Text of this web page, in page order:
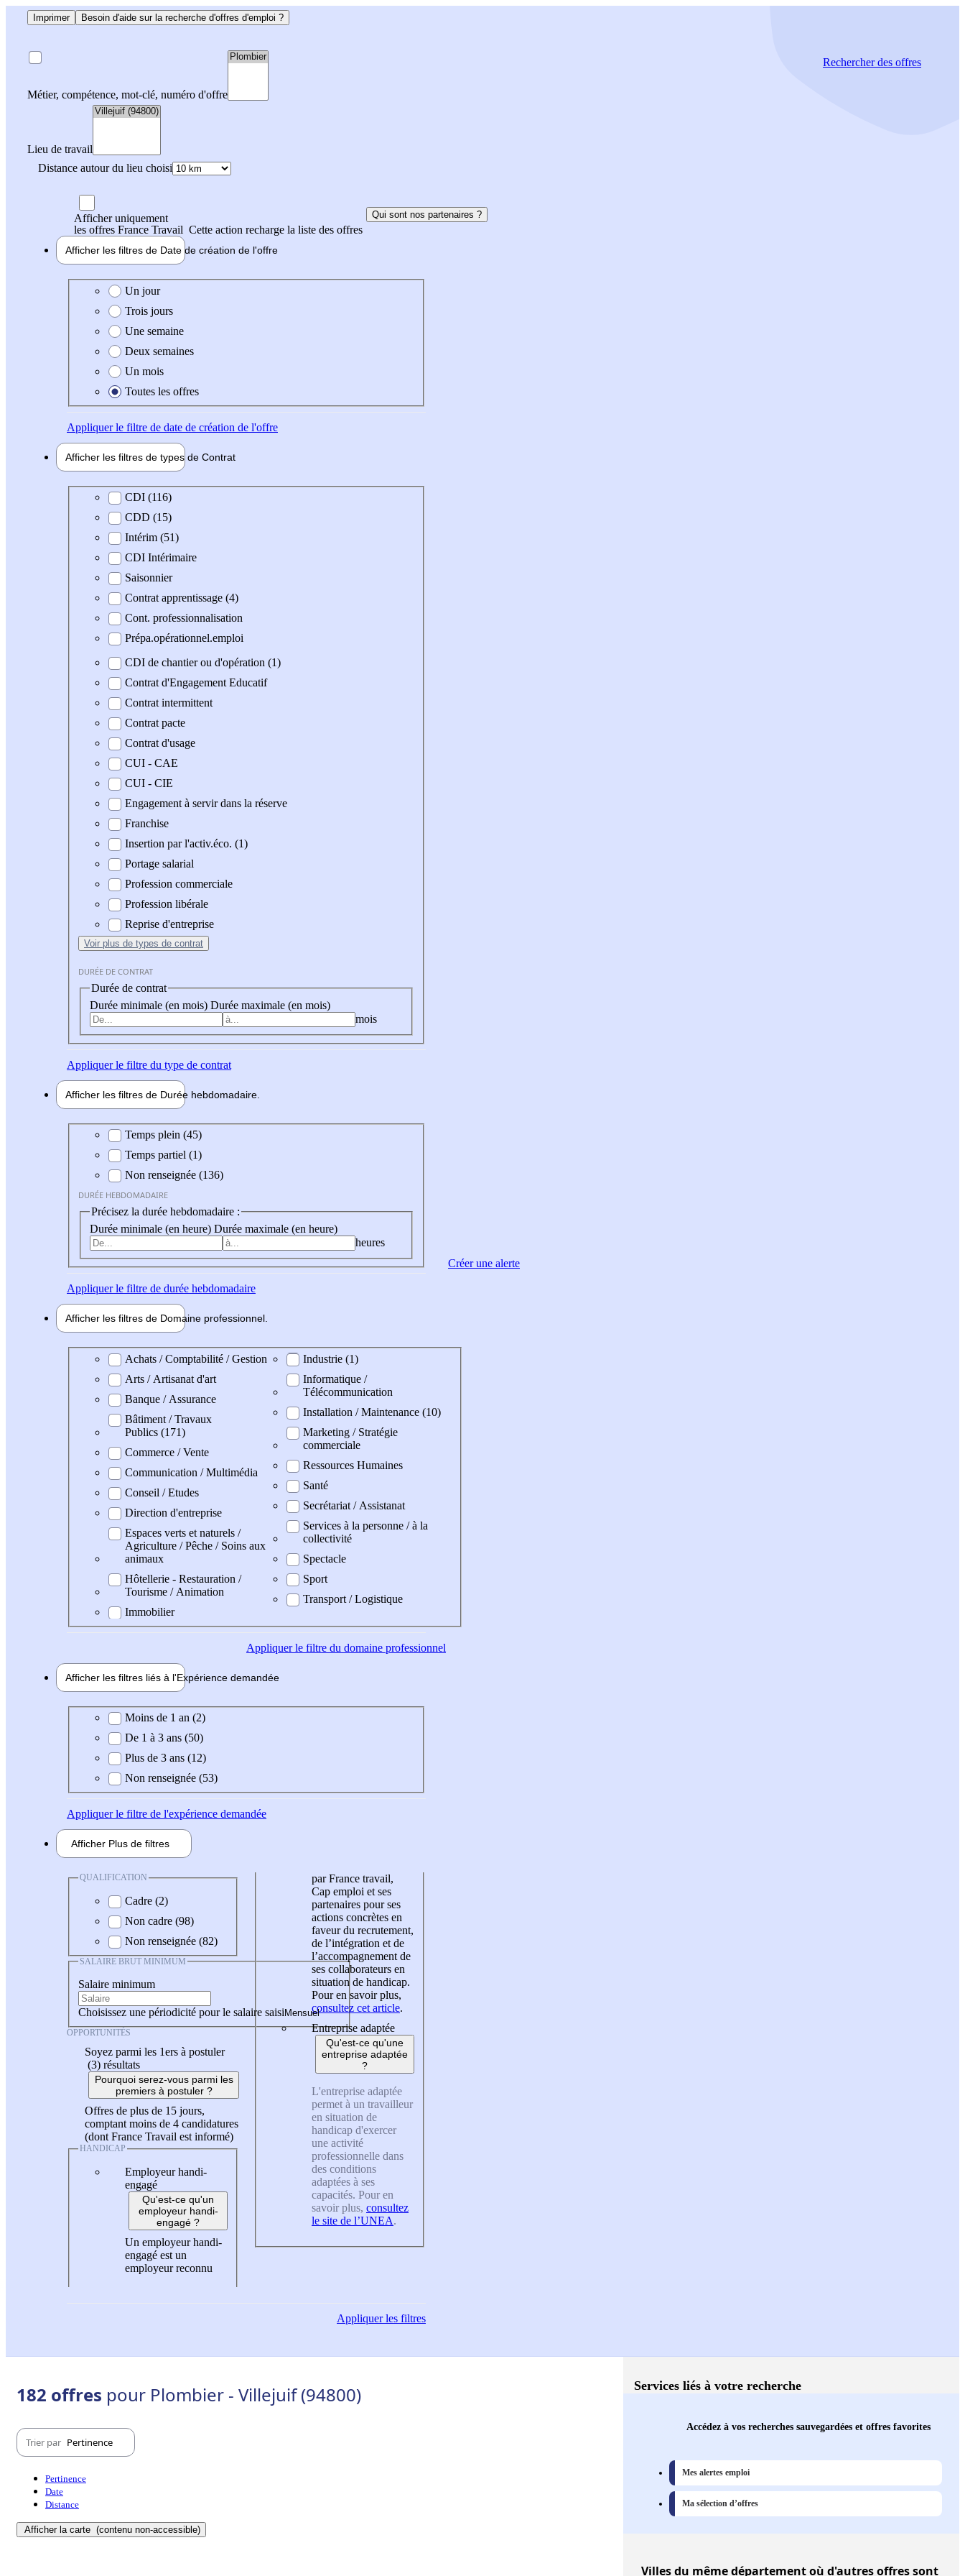
Imprimer Besoin d'aide sur la recherche d'offres d'emploi ?
Métier, compétence, mot-clé, numéro d'offre
Lieu de travail
Distance autour du lieu choisi
Rechercherdes offres
Afficher uniquement
les offres France Travail Cette action recharge la liste des offres
Qui sont nos partenaires ?
Afficher les filtres de Date de création de l'offre
Date de création de l'offre
Un jour
Trois jours
Une semaine
Deux semaines
Un mois
Toutes les offres
Appliquerle filtre de date de création de l'offre
Afficher les filtres de types de Contrat
Type de contratCDI (116)
CDD (15)
Intérim (51)
CDI Intérimaire
Saisonnier
Contrat apprentissage (4)
Cont. professionnalisation
Prépa.opérationnel.emploi
CDI de chantier ou d'opération (1)
Contrat d'Engagement Educatif
Contrat intermittent
Contrat pacte
Contrat d'usage
CUI - CAE
CUI - CIE
Engagement à servir dans la réserve
Franchise
Insertion par l'activ.éco. (1)
Portage salarial
Profession commerciale
Profession libérale
Reprise d'entreprise
Voir plus de types de contrat
DURÉE DE CONTRAT
Durée de contrat
Durée minimale (en mois) Durée maximale (en mois)
mois
Appliquerle filtre du type de contrat
Afficher les filtres de Durée hebdomadaire
Durée hebdomadaire
Temps plein (45)
Temps partiel (1)
Non renseignée (136)
DURÉE HEBDOMADAIRE
Précisez la durée hebdomadaire :
Durée minimale (en heure) Durée maximale (en heure)
heures
Appliquerle filtre de durée hebdomadaire
Afficher les filtres de Domaine professionnel
Domaine professionel
Achats / Comptabilité / Gestion
Arts / Artisanat d'art
Banque / Assurance
Bâtiment / Travaux
Publics (171)
Commerce / Vente
Communication / Multimédia
Conseil / Etudes
Direction d'entreprise
Espaces verts et naturels /
Agriculture / Pêche / Soins aux
animaux
Hôtellerie - Restauration /
Tourisme / Animation
Immobilier
Industrie (1)
Informatique /
Télécommunication
Installation / Maintenance (10)
Marketing / Stratégie
commerciale
Ressources Humaines
Santé
Secrétariat / Assistanat
Services à la personne / à la
collectivité
Spectacle
Sport
Transport / Logistique
Appliquerle filtre du domaine professionnel
Afficher les filtres liés à l'Expérience demandée
Expérience demandée
Moins de 1 an (2)
De 1 à 3 ans (50)
Plus de 3 ans (12)
Non renseignée (53)
Appliquerle filtre de l'expérience demandée
Afficher Plus de filtres
QUALIFICATION
Cadre (2)
Non cadre (98)
Non renseignée (82)
SALAIRE BRUT MINIMUM
Salaire minimum
Choisissez une périodicité pour le salaire saisi
OPPORTUNITÉS
Soyez parmi les 1ers à postuler
(3) résultats
Pourquoi serez-vous parmi les
premiers à postuler ?
Offres de plus de 15 jours,
comptant moins de 4 candidatures
(dont France Travail est informé)
HANDICAP
Employeur handi-
engagé
Qu'est-ce qu'un
employeur handi-
engagé ?
Un employeur handi-
engagé est un
employeur reconnu
par France travail,
Cap emploi et ses
partenaires pour ses
actions concrètes en
faveur du recrutement,
de l’intégration et de
l’accompagnement de
ses collaborateurs en
situation de handicap.
Pour en savoir plus,
consultez cet article.
Entreprise adaptée
Qu'est-ce qu'une
entreprise adaptée
?
L'entreprise adaptée
permet à un travailleur
en situation de
handicap d'exercer
une activité
professionnelle dans
des conditions
adaptées à ses
capacités. Pour en
savoir plus, consultez
le site de l’UNEA.
Appliquerles filtres
Créer une alerte
182 offres pour Plombier - Villejuif (94800)
Trier par Pertinence
Pertinence
Date
Distance
Afficher la carte (contenu non-accessible)
Services liés à votre recherche
Accédez à vos recherches sauvegardées et offres favorites
Mes alertes emploi
Ma sélection d’offres
Villesdu même département où d'autres offres sont